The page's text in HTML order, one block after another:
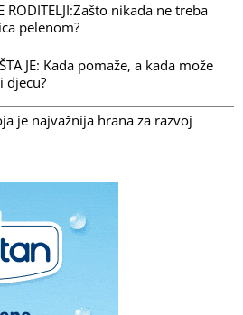
RODITELJI:Zašto nikada ne treba
pelenom?
JE: Kada pomaže, a kada može
djecu?
je najvažnija hrana za razvoj